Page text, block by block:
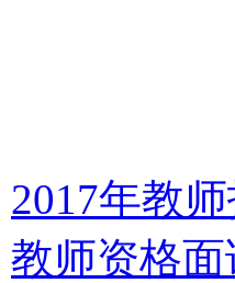
2017年教
教师资格